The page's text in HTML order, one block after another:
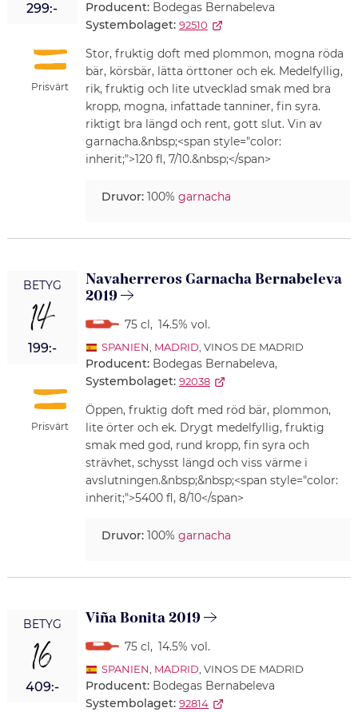
299:-
Prisvärt
Producent: Bodegas Bernabeleva
Systembolaget: 92510
Stor, fruktig doft med plommon, mogna röda
bär, körsbär, lätta örttoner och ek. Medelfyllig,
rik, fruktig och lite utvecklad smak med bra
kropp, mogna, infattade tanniner, fin syra.
riktigt bra längd och rent, gott slut. Vin av
garnacha.&nbsp;<span style="color:
inherit;">120 fl, 7/10.&nbsp;</span>
Druvor:100% garnacha
BETYG
14
199:-
Prisvärt
Navaherreros Garnacha Bernabeleva
2019
75 cl, 14.5% vol.
SPANIEN MADRID , VINOS DE MADRID
Producent: Bodegas Bernabeleva,
Systembolaget: 92038
Öppen, fruktig doft med röd bär, plommon,
lite örter och ek. Drygt medelfyllig, fruktig
smak med god, rund kropp, fin syra och
strävhet, schysst längd och viss värme i
avslutningen.&nbsp;&nbsp;<span style="color:
inherit;">5400 fl, 8/10</span>
Druvor:100% garnacha
BETYG
16
409:-
Viña Bonita 2019
75 cl, 14.5% vol.
SPANIEN MADRID , VINOS DE MADRID
Producent: Bodegas Bernabeleva
Systembolaget: 92814